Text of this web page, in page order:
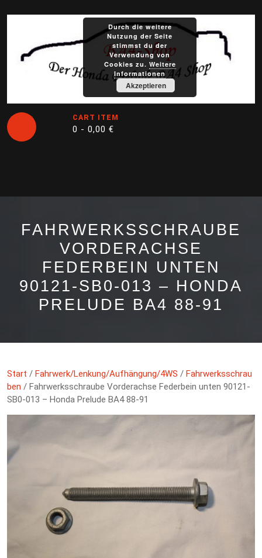
CART ITEM
0 - 0,00 €
Button
FAHRWERKSSCHRAUBE
VORDERACHSE
FEDERBEIN UNTEN
90121-SB0-013 – HONDA
PRELUDE BA4 88-91
Start / Fahrwerk/Lenkung/Aufhängung/4WS / Fahrwerksschrau
ben / Fahrwerksschraube Vorderachse Federbein unten 90121-
SB0-013 – Honda Prelude BA4 88-91
Durch die weitere
Nutzung der Seite
stimmst du der
Verwendung von
Cookies zu. Weitere
Informationen
Akzeptieren